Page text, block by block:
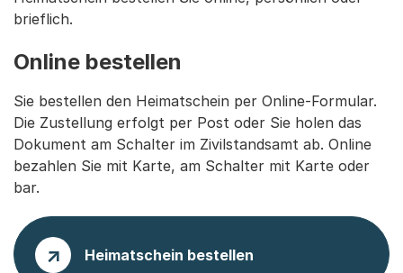
brieflich.
Online bestellen
Sie bestellen den Heimatschein per Online-Formular.
Die Zustellung erfolgt per Post oder Sie holen das
Dokument am Schalter im Zivilstandsamt ab. Online
bezahlen Sie mit Karte, am Schalter mit Karte oder
bar.
Heimatschein bestellen